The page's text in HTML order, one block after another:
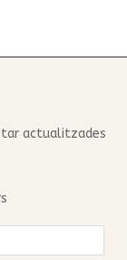
actualitzades